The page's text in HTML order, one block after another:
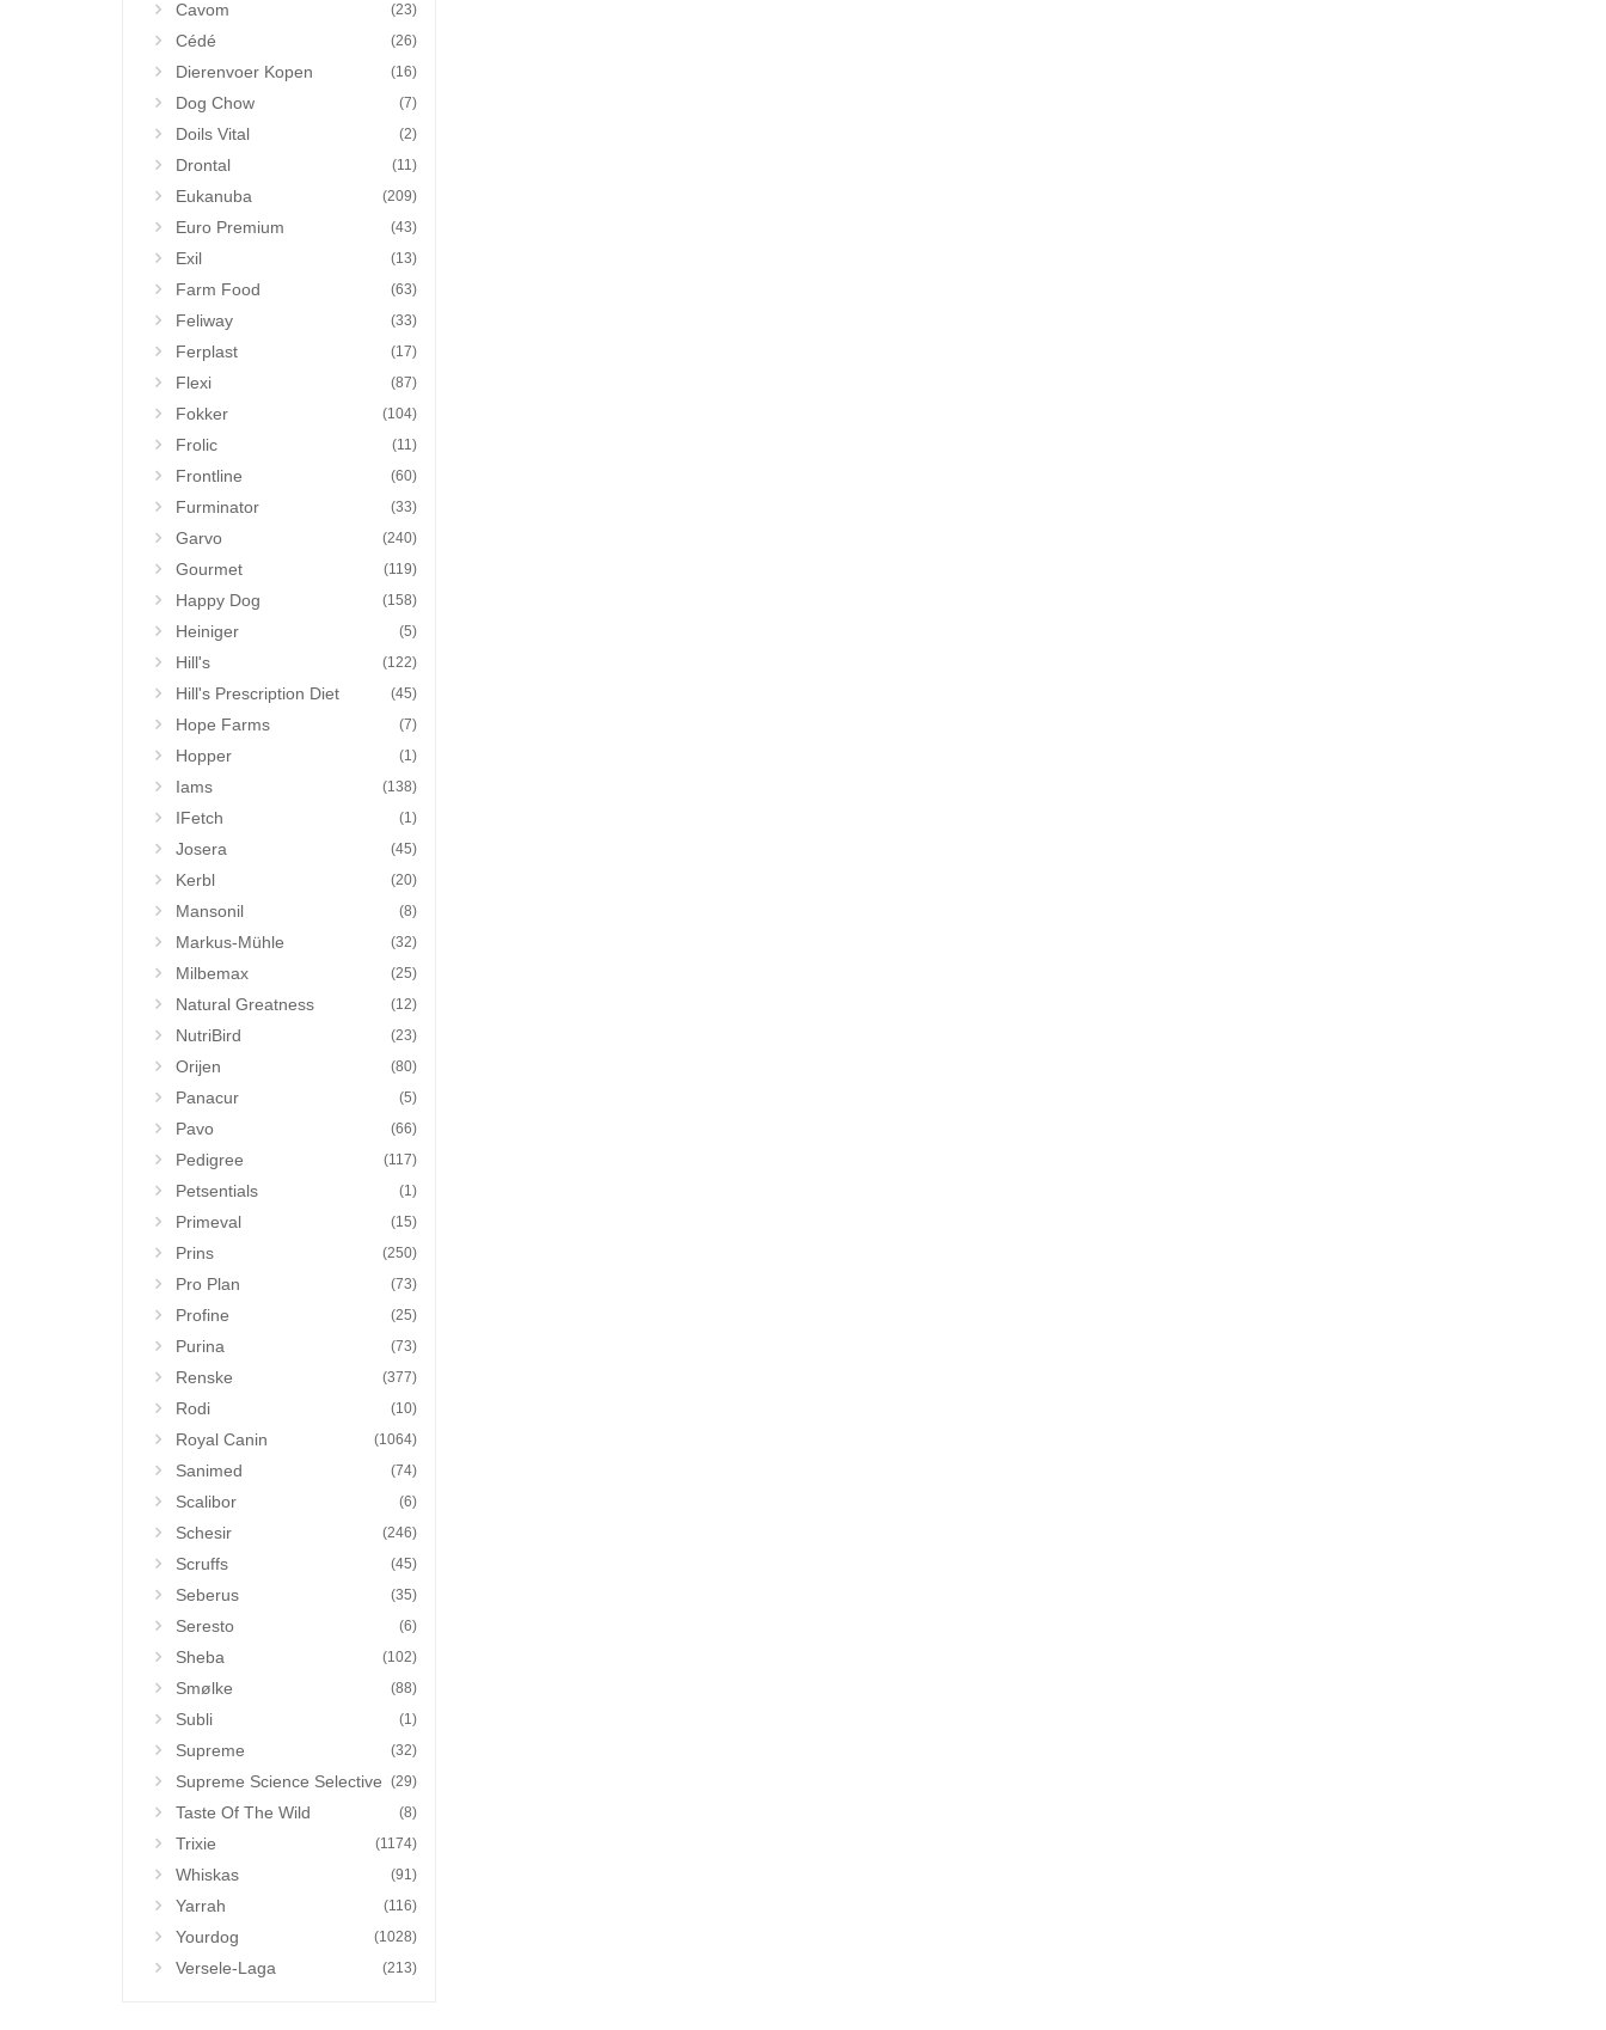
Cavom (23)
Cédé (26)
Dierenvoer Kopen (16)
Dog Chow (7)
Doils Vital (2)
Drontal (11)
Eukanuba (209)
Euro Premium (43)
Exil (13)
Farm Food (63)
Feliway (33)
Ferplast (17)
Flexi (87)
Fokker (104)
Frolic (11)
Frontline (60)
Furminator (33)
Garvo (240)
Gourmet (119)
Happy Dog (158)
Heiniger (5)
Hill's (122)
Hill's Prescription Diet (45)
Hope Farms (7)
Hopper (1)
Iams (138)
IFetch (1)
Josera (45)
Kerbl (20)
Mansonil (8)
Markus-Mühle (32)
Milbemax (25)
Natural Greatness (12)
NutriBird (23)
Orijen (80)
Panacur (5)
Pavo (66)
Pedigree (117)
Petsentials (1)
Primeval (15)
Prins (250)
Pro Plan (73)
Profine (25)
Purina (73)
Renske (377)
Rodi (10)
Royal Canin (1064)
Sanimed (74)
Scalibor (6)
Schesir (246)
Scruffs (45)
Seberus (35)
Seresto (6)
Sheba (102)
Smølke (88)
Subli (1)
Supreme (32)
Supreme Science Selective (29)
Taste Of The Wild (8)
Trixie (1174)
Whiskas (91)
Yarrah (116)
Yourdog (1028)
Versele-Laga (213)